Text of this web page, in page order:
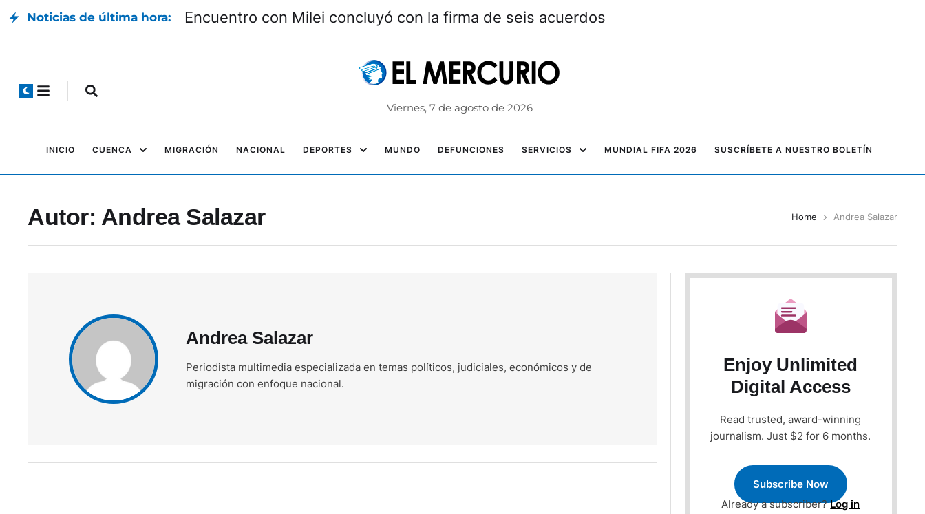
Noticias de última hora: Encuentro con Milei concluyó con la firma de seis acuerdos
Viernes, 7 de agosto de 2026
INICIO CUENCA MIGRACIÓN NACIONAL DEPORTES MUNDO DEFUNCIONES SERVICIOS MUNDIAL FIFA 2026 SUSCRÍBETE A NUESTRO BOLETÍN
Autor: Andrea Salazar Home Andrea Salazar
Andrea Salazar
Periodista multimedia especializada en temas políticos, judiciales, económicos y de
migración con enfoque nacional.
Enjoy Unlimited
Digital Access
Read trusted, award-winning
journalism. Just $2 for 6 months.
Subscribe Now
Already a subscriber?Log in